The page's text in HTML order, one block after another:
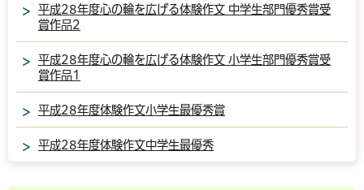
平成28年度心の輪を広げる体験作文 中学生部門優秀賞受
賞作品2
平成28年度心の輪を広げる体験作文 小学生部門優秀賞受
賞作品1
平成28年度体験作文小学生最優秀賞
平成28年度体験作文中学生最優秀